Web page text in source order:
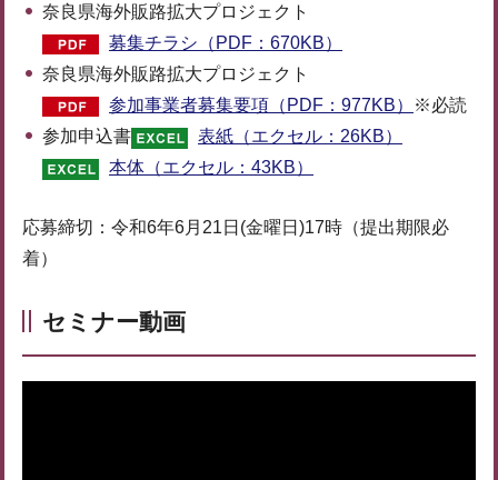
奈良県海外販路拡大プロジェクト
募集チラシ（PDF：670KB）
奈良県海外販路拡大プロジェクト
参加事業者募集要項（PDF：977KB）
※必読
参加申込書
表紙（エクセル：26KB）
本体（エクセル：43KB）
応募締切：令和6年6月21日(金曜日)17時（提出期限必
着）
セミナー動画